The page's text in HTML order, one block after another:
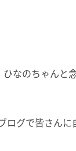
なのちゃんと
グで皆さんに